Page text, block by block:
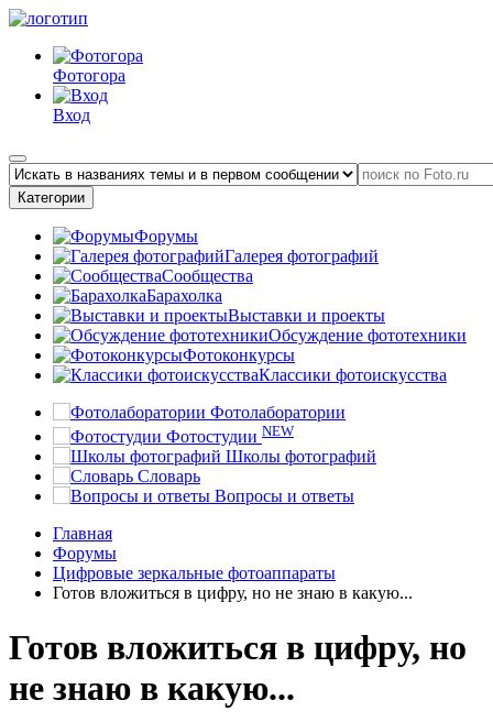
Фотогора
Вход
Категории
Форумы
Галерея фотографий
Сообщества
Барахолка
Выставки и проекты
Обсуждение фототехники
Фотоконкурсы
Классики фотоискусства
Фотолаборатории
Фотостудии NEW
Школы фотографий
Словарь
Вопросы и ответы
Главная
Форумы
Цифровые зеркальные фотоаппараты
Готов вложиться в цифру, но не знаю в какую...
Готов вложиться в цифру, но
не знаю в какую...